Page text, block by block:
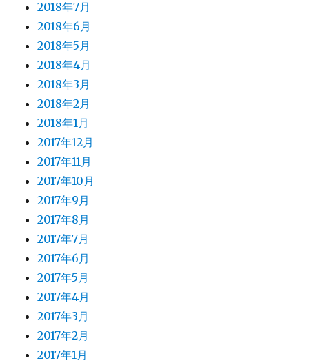
2018年7月
2018年6月
2018年5月
2018年4月
2018年3月
2018年2月
2018年1月
2017年12月
2017年11月
2017年10月
2017年9月
2017年8月
2017年7月
2017年6月
2017年5月
2017年4月
2017年3月
2017年2月
2017年1月